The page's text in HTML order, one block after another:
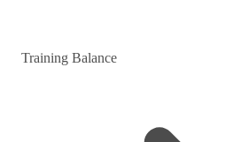
Training Balance